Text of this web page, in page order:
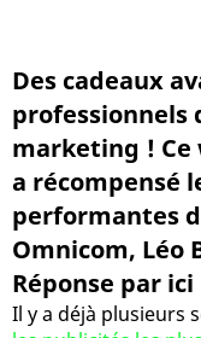
Des cadeaux
professionnels
marketing ! Ce
a récompensé
performantes
Omnicom, Léo
Réponse par ici
Il y a déjà plusieurs